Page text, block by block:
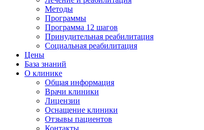
Методы
Программы
Программа 12 шагов
Принудительная реабилитация
Социальная реабилитация
Цены
База знаний
О клинике
Общая информация
Врачи клиники
Лицензии
Оснащение клиники
Отзывы пациентов
Контакты